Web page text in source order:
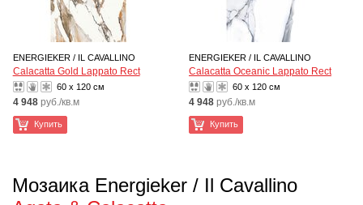
ENERGIEKER / IL CAVALLINO
Calacatta Gold Lappato Rect
60 x 120 см
4 948 руб./кв.м
Купить
ENERGIEKER / IL CAVALLINO
Calacatta Oceanic Lappato Rect
60 x 120 см
4 948 руб./кв.м
Купить
Мозаика Energieker / Il Cavallino